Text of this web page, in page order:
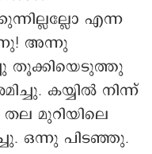
എന്ന
അന്നു
തൂക്കിയെടുത്തു
കയ്യിൽ നിന്ന്
മുറിയിലെ
ഒന്നു പിടഞ്ഞു.